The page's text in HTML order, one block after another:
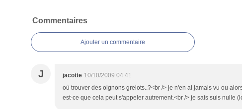
Commentaires
Ajouter un commentaire
J jacotte 10/10/2009 04:41
où trouver des oignons grelots..?<br /> je n'en ai jamais vu ou
est-ce que cela peut s'appeler autrement.<br /> je sais suis nulle